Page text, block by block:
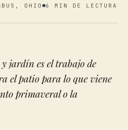
OHIO 6 MIN DE LECTURA
jardín es el trabajo de
el patio para lo que viene
primaveral o la